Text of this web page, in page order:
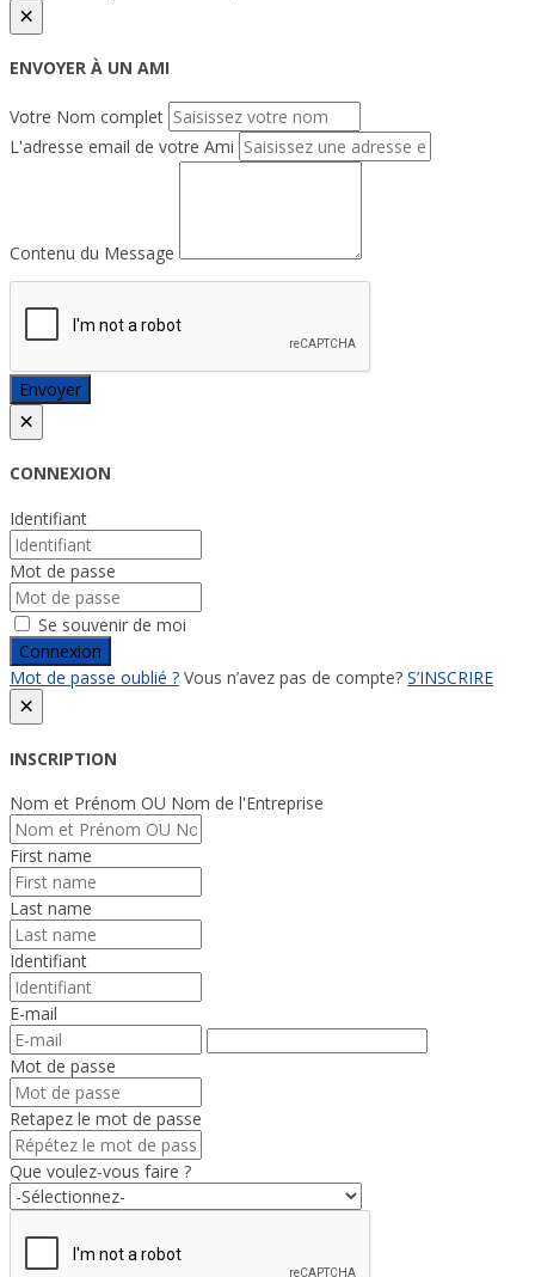
×
ENVOYER À UN AMI
Votre Nom complet
L'adresse email de votre Ami
Contenu du Message
Envoyer
×
CONNEXION
Identifiant
Mot de passe
Se souvenir de moi
Connexion
Mot de passe oublié ? Vous n’avez pas de compte? S’INSCRIRE
×
INSCRIPTION
Nom et Prénom OU Nom de l'Entreprise
First name
Last name
Identifiant
E-mail
Mot de passe
Retapez le mot de passe
Que voulez-vous faire ?